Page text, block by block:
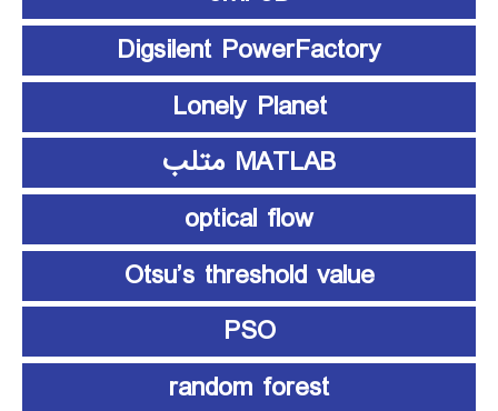
Digsilent PowerFactory
Lonely Planet
MATLAB متلب
optical flow
Otsu’s threshold value
PSO
random forest